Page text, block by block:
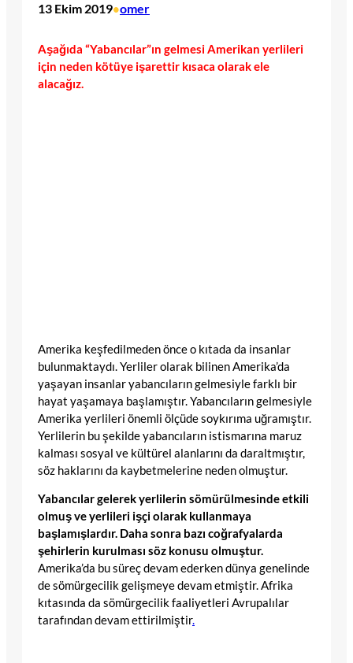
13 Ekim 2019•omer
Aşağıda “Yabancılar”ın gelmesi Amerikan yerlileri
için neden kötüye işarettir kısaca olarak ele
alacağız.
Amerika keşfedilmeden önce o kıtada da insanlar
bulunmaktaydı. Yerliler olarak bilinen Amerika’da
yaşayan insanlar yabancıların gelmesiyle farklı bir
hayat yaşamaya başlamıştır. Yabancıların gelmesiyle
Amerika yerlileri önemli ölçüde soykırıma uğramıştır.
Yerlilerin bu şekilde yabancıların istismarına maruz
kalması sosyal ve kültürel alanlarını da daraltmıştır,
söz haklarını da kaybetmelerine neden olmuştur.
Yabancılar gelerek yerlilerin sömürülmesinde etkili
olmuş ve yerlileri işçi olarak kullanmaya
başlamışlardır. Daha sonra bazı coğrafyalarda
şehirlerin kurulması söz konusu olmuştur.
Amerika’da bu süreç devam ederken dünya genelinde
de sömürgecilik gelişmeye devam etmiştir. Afrika
kıtasında da sömürgecilik faaliyetleri Avrupalılar
tarafından devam ettirilmiştir.